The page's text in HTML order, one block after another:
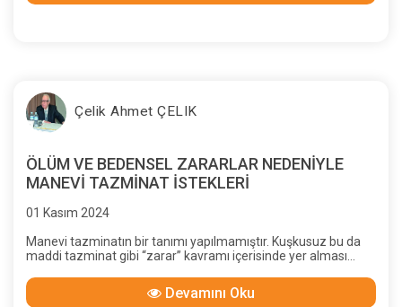
Çelik Ahmet ÇELIK
ÖLÜM VE BEDENSEL ZARARLAR NEDENİYLE
MANEVİ TAZMİNAT İSTEKLERİ
01 Kasım 2024
Manevi tazminatın bir tanımı yapılmamıştır. Kuşkusuz bu da
maddi tazminat gibi “zarar” kavramı içerisinde yer alması
“malvarlığında eksil-me” olarak tanımlandığına göre, manevi
zararı “kişi varlığında ek-silme” (TBK.56, BK.47) ve “kişi
Devamını Oku